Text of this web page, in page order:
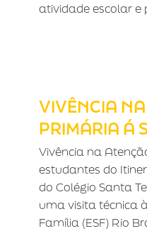
atividade escolar e
VIVÊNCIA
PRIMÁRIA Á
Vivência na
estudantes do
do Colégio Santa
uma visita técnica
Família (ESF) Rio